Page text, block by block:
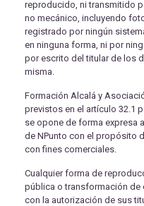
reproducido, ni transmitido
no mecánico, incluyendo
registrado por ningún
en ninguna forma, ni por
por escrito del titular de los
misma.
Formación Alcalá y
previstos en el artículo 32.1
se opone de forma expresa
de NPunto con el propósito
con fines comerciales.
Cualquier forma de
pública o transformación de
con la autorización de sus